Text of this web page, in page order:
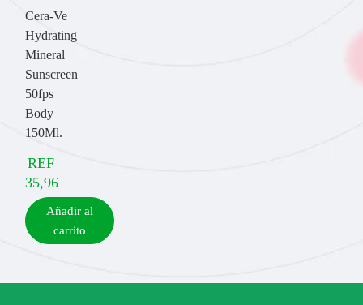
Cera-Ve
Hydrating
Mineral
Sunscreen
50fps
Body
150Ml.
REF
35,96
Añadir al
carrito